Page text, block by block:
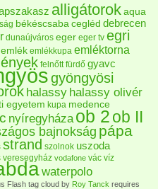
alligátorokaqua
békéscsaba cegléd debrecen
dunaújváros eger eger tv egri
emlék emlékkupa emléktorna
felnőtt fürdő gyavc
gyöngyösi
halassy halassy olivér
egyetem kupa medence
nyíregyháza ob 2ob II
bajnokság pápa
strand szolnok uszoda
veresegyház vodafone vác víz
waterpolo
Flash tag cloud by Roy Tanck requires